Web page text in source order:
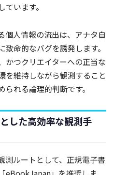
います。
個人情報の流出は、アナタ自
命的なバグを誘発します。
かつクリエイターへの正当な
を維持しながら観測すること
れる論理的判断です。
した高効率な観測手
測ルートとして、正規電子書